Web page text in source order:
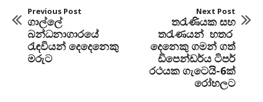
Previous Post
ගාල්ලේ
බන්ධනාගාරයේ
රැඳවියන් දෙදෙනෙකු
මරුට
Next Post
තරැණියක සහ
තරැණයන් හතර
දෙනෙකු ගමන් ගත්
ඩිපෙන්ඩර්ය ටිපර්
රථයක ගැටෙයි-6ක්
රෝහලට